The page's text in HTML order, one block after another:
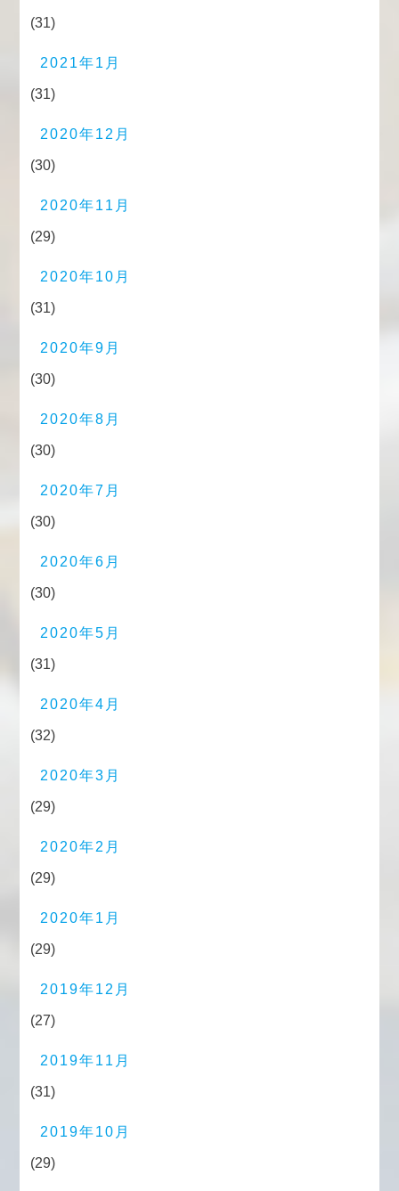
(31)
2021年1月
(31)
2020年12月
(30)
2020年11月
(29)
2020年10月
(31)
2020年9月
(30)
2020年8月
(30)
2020年7月
(30)
2020年6月
(30)
2020年5月
(31)
2020年4月
(32)
2020年3月
(29)
2020年2月
(29)
2020年1月
(29)
2019年12月
(27)
2019年11月
(31)
2019年10月
(29)